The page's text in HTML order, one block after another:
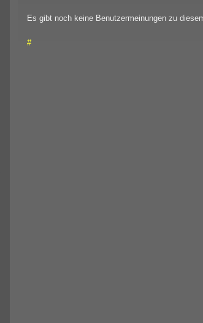
Es gibt noch keine Benutzermeinungen zu
#